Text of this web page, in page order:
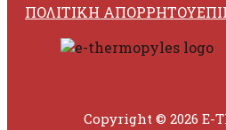
ΠΟΛΙΤΙΚΗ ΑΠΟΡΡΗΤΟΥ
Copyright © 2026 E-